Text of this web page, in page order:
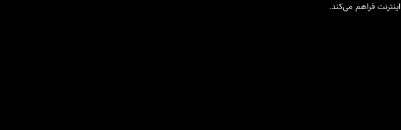
اینترنت فراهم می‌کند.